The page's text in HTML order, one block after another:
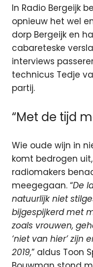
In Radio Bergeijk
opnieuw het wel
dorp Bergeijk en
cabareteske
interviews
technicus Tedje
partij.
“Met de tijd
Wie oude wijn in
komt bedrogen
radiomakers
meegegaan. “De
natuurlijk niet
bijgespijkerd met
zoals vrouwen,
‘niet van hier’ zijn
2019,” aldus Toon